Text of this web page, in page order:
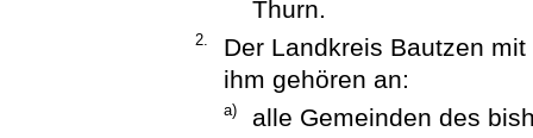
Thurn.
2.
Der Landkreis Bautzen
ihm gehören an:
a) alle Gemeinden des